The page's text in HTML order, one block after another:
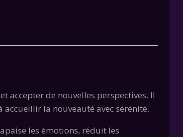
accepter de nouvelles perspectives. Il
la nouveauté avec sérénité.
les émotions, réduit les